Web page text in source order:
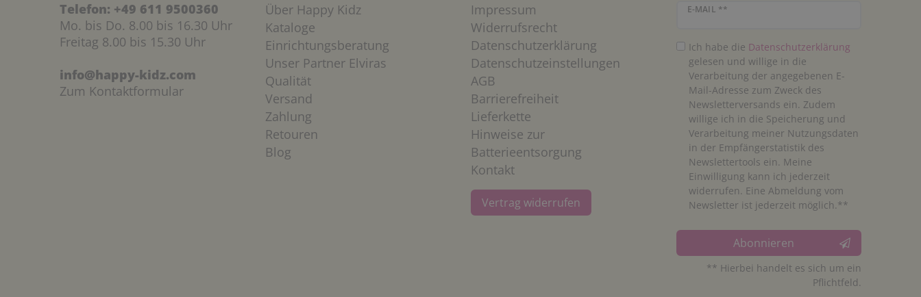
Telefon: +49 611 9500360
Mo. bis Do. 8.00 bis 16.30 Uhr
Freitag 8.00 bis 15.30 Uhr
info@happy-kidz.com
Zum Kontaktformular
Über Happy Kidz
Kataloge
Einrichtungsberatung
Unser Partner Elviras
Qualität
Versand
Zahlung
Retouren
Blog
Impressum
Widerrufsrecht
Datenschutzerklärung
Datenschutzeinstellungen
AGB
Barrierefreiheit
Lieferkette
Hinweise zur
Batterieentsorgung
Kontakt
Vertrag widerrufen
E-MAIL **
Newsletter Honig
Ich habe die Daten­schutz­erklärung
gelesen und willige in die
Verarbeitung der angegebenen E-
Mail-Adresse zum Zweck des
Newsletterversands ein. Zudem
willige ich in die Speicherung und
Verarbeitung meiner Nutzungsdaten
in der Empfängerstatistik des
Newslettertools ein. Meine
Einwilligung kann ich jederzeit
widerrufen. Eine Abmeldung vom
Newsletter ist jederzeit möglich.**
Abonnieren
** Hierbei handelt es sich um ein
Pflichtfeld.